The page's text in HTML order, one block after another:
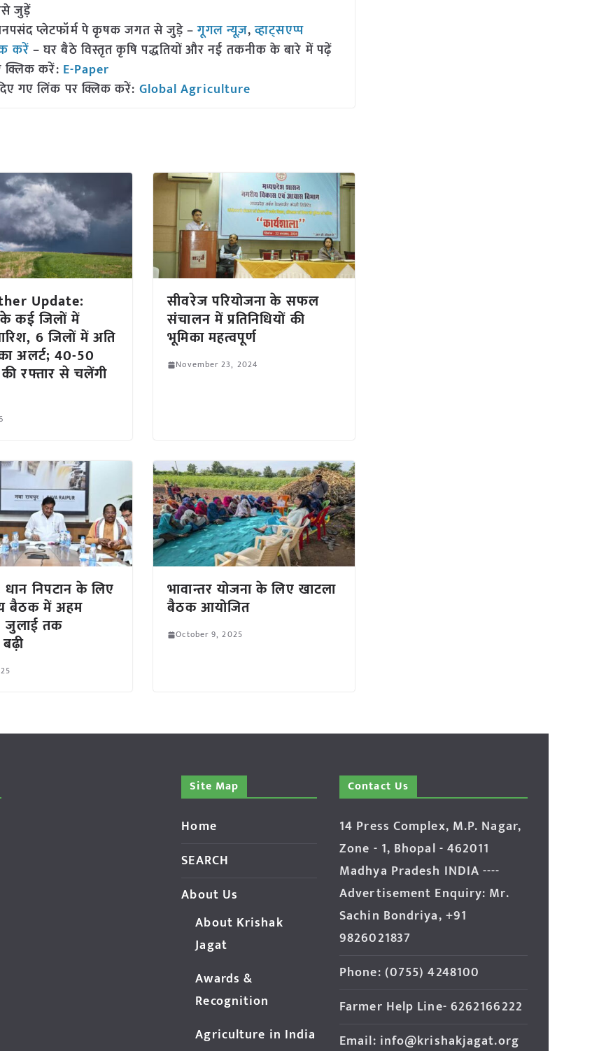
जुड़ें
प्लेटफॉर्म पे कृषक जगत से जुड़े –गूगल न्यूज़,व्हाट्सएप्प
करें – घर बैठे विस्तृत कृषि पद्धतियों और नई तकनीक के बारे में पढ़ें
क्लिक करें: E-Paper
गए लिंक पर क्लिक करें: Global Agriculture
Update:
कई जिलों में
6 जिलों में अति
का अलर्ट; 40-50
रफ्तार से चलेंगी
सीवरेज परियोजना के सफल
संचालन में प्रतिनिधियों की
भूमिका महत्वपूर्ण
November 23, 2024
निपटान के लिए
बैठक में अहम
तक
भावान्तर योजना के लिए खाटला
बैठक आयोजित
October 9, 2025
Site Map
Home
SEARCH
About Us
About Krishak
Jagat
Awards &
Recognition
Agriculture in India
Contact Us
14 Press Complex, M.P. Nagar,
Zone - 1, Bhopal - 462011
Madhya Pradesh INDIA ----
Advertisement Enquiry: Mr.
Sachin Bondriya, +91
9826021837
Phone: (0755) 4248100
Farmer Help Line- 6262166222
Email: info@krishakjagat.org